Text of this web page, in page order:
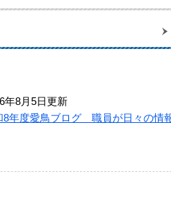
年8月5日更新
8年度愛鳥ブログ 職員が日々の情